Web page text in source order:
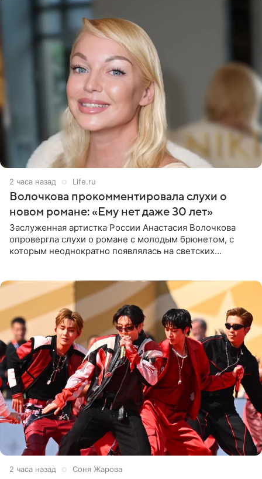
2 часа назад Life.ru
Волочкова прокомментировала слухи о
новом романе: «Ему нет даже 30 лет»
Заслуженная артистка России Анастасия Волочкова
опровергла слухи о романе с молодым брюнетом, с
которым неоднократно появлялась на светских
2 часа назад Соня Жарова